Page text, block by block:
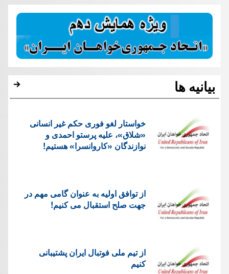
بیانیه ها
خواستار لغو فوری حکم غیر انسانی
«شلاق»، علیه پرستو احمدی و
نوازندگان «کاروانسرا» هستیم!
از توافق اولیه به عنوان گامی مهم در
جهت صلح استقبال می کنیم!
از تیم ملی فوتبال ایران پشتیبانی
کنیم